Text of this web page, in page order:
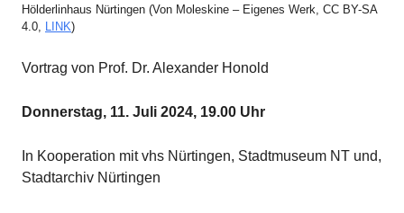
Hölderlinhaus Nürtingen (Von Moleskine – Eigenes Werk, CC BY-SA
4.0, LINK)
Vortrag von Prof. Dr. Alexander Honold
Donnerstag, 11. Juli 2024, 19.00 Uhr
In Kooperation mit vhs Nürtingen, Stadtmuseum NT und,
Stadtarchiv Nürtingen